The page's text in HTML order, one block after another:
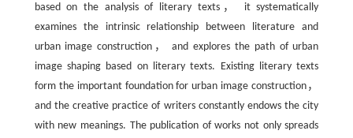
based on the analysis of literary texts， it systematically
examines the intrinsic relationship between literature and
urban image construction， and explores the path of urban
image shaping based on literary texts. Existing literary texts
form the important foundation for urban image construction，
and the creative practice of writers constantly endows the city
with new meanings. The publication of works not only spreads